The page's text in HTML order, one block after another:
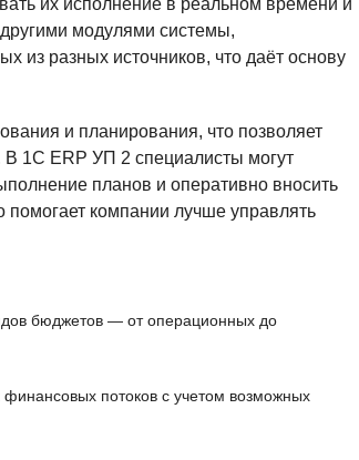
модулями системы,
из разных источников, что даёт основу
и планирования, что позволяет
В 1С ERP УП 2 специалисты могут
планов и оперативно вносить
помогает компании лучше управлять
бюджетов — от операционных до
потоков с учетом возможных